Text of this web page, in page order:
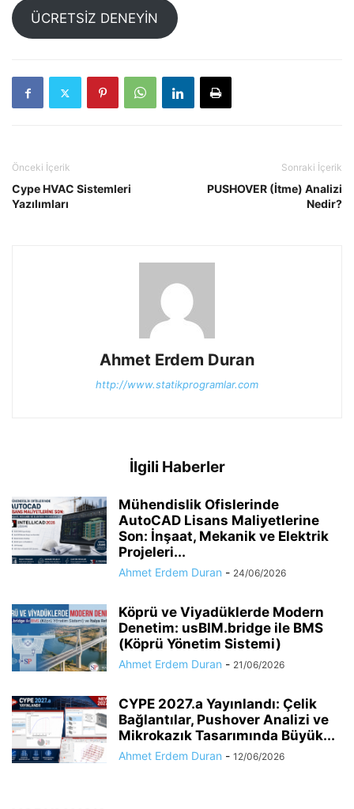
ÜCRETSİZ DENEYİN
Önceki İçerik
Cype HVAC Sistemleri
Yazılımları
Sonraki İçerik
PUSHOVER (İtme) Analizi
Nedir?
Ahmet Erdem Duran
http://www.statikprogramlar.com
İlgili Haberler
Mühendislik Ofislerinde
AutoCAD Lisans Maliyetlerine
Son: İnşaat, Mekanik ve Elektrik
Projeleri...
Ahmet Erdem Duran - 24/06/2026
Köprü ve Viyadüklerde Modern
Denetim: usBIM.bridge ile BMS
(Köprü Yönetim Sistemi)
Ahmet Erdem Duran - 21/06/2026
CYPE 2027.a Yayınlandı: Çelik
Bağlantılar, Pushover Analizi ve
Mikrokazık Tasarımında Büyük...
Ahmet Erdem Duran - 12/06/2026